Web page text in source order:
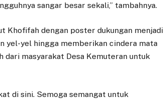
sangar besar sekali,” tambahnya.
Khofifah dengan poster dukungan menjadi
yel-yel hingga memberikan cindera mata
masyarakat Desa Kemuteran untuk
di sini. Semoga semangat untuk